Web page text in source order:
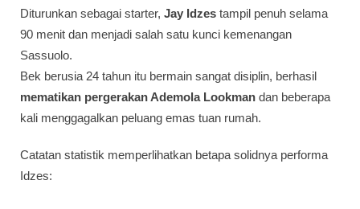
Diturunkan sebagai starter, Jay Idzes tampil penuh selama
90 menit dan menjadi salah satu kunci kemenangan
Sassuolo.
Bek berusia 24 tahun itu bermain sangat disiplin, berhasil
mematikan pergerakan Ademola Lookman dan beberapa
kali menggagalkan peluang emas tuan rumah.
Catatan statistik memperlihatkan betapa solidnya performa
Idzes: